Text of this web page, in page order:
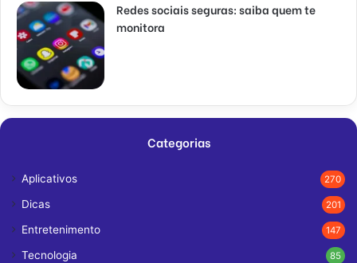
Redes sociais seguras: saiba quem te
monitora
Categorias
Aplicativos 270
Dicas 201
Entretenimento 147
Tecnologia 85